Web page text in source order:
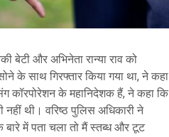
बेटी और अभिनेता रान्या राव को
के साथ गिरफ्तार किया गया था, ने कहा
कॉरपोरेशन के महानिदेशक हैं, ने कहा कि
नहीं थी। वरिष्ठ पुलिस अधिकारी ने
में पता चला तो मैं स्तब्ध और टूट